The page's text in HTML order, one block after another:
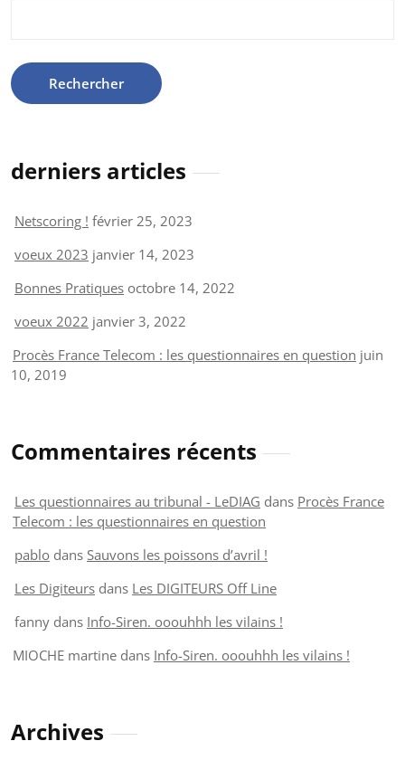
derniers articles
Netscoring ! février 25, 2023
voeux 2023 janvier 14, 2023
Bonnes Pratiques octobre 14, 2022
voeux 2022 janvier 3, 2022
Procès France Telecom : les questionnaires en question juin
10, 2019
Commentaires récents
Les questionnaires au tribunal - LeDIAG dans Procès France
Telecom : les questionnaires en question
pablo dans Sauvons les poissons d’avril !
Les Digiteurs dans Les DIGITEURS Off Line
fanny dans Info-Siren. ooouhhh les vilains !
MIOCHE martine dans Info-Siren. ooouhhh les vilains !
Archives